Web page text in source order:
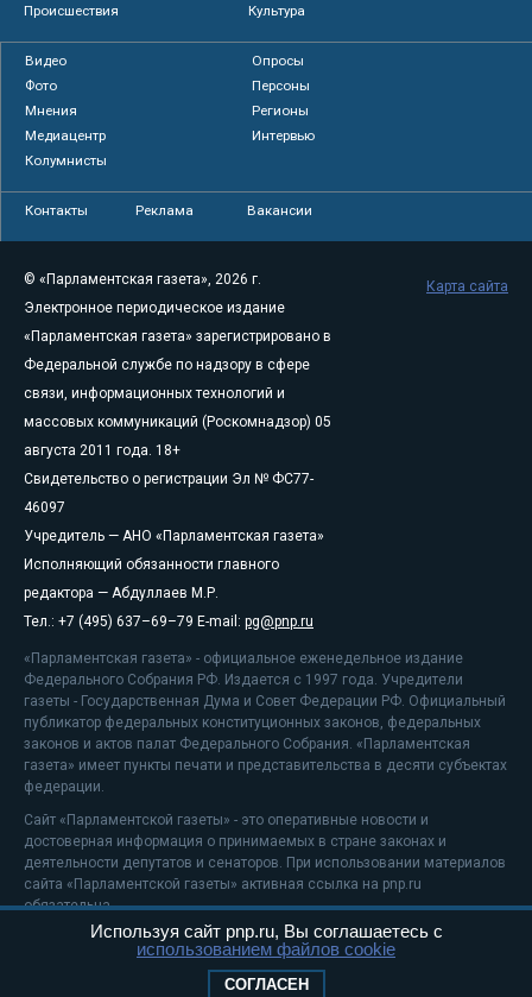
Происшествия
Культура
Видео
Опросы
Фото
Персоны
Мнения
Регионы
Медиацентр
Интервью
Колумнисты
Контакты Реклама Вакансии
© «Парламентская газета», 2026 г.
Электронное периодическое издание
«Парламентская газета» зарегистрировано в
Федеральной службе по надзору в сфере
связи, информационных технологий и
массовых коммуникаций (Роскомнадзор) 05
августа 2011 года. 18+
Свидетельство о регистрации Эл № ФС77-
46097
Учредитель — АНО «Парламентская газета»
Исполняющий обязанности главного
редактора — Абдуллаев М.Р.
Тел.: +7 (495) 637–69–79 E-mail: pg@pnp.ru
«Парламентская газета» - официальное еженедельное издание
Федерального Собрания РФ. Издается с 1997 года. Учредители
газеты - Государственная Дума и Совет Федерации РФ. Официальный
публикатор федеральных конституционных законов, федеральных
законов и актов палат Федерального Собрания. «Парламентская
газета» имеет пункты печати и представительства в десяти субъектах
федерации.
Сайт «Парламентской газеты» - это оперативные новости и
достоверная информация о принимаемых в стране законах и
деятельности депутатов и сенаторов. При использовании материалов
сайта «Парламентской газеты» активная ссылка на pnp.ru
обязательна.
На информационном ресурсе применяютсярекомендательные
Положение о защите персональных данных
Карта сайта
Используя сайт pnp.ru, Вы соглашаетесь с
использованием файлов cookie
СОГЛАСЕН